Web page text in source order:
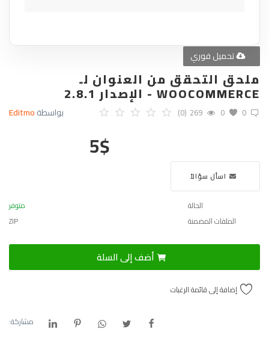
تحميل فوري
ملحق التحقق من العنوان لـ
WOOCOMMERCE - الإصدار 2.8.1
بواسطةEditmo 0
(0) 0
269
5$
اسأل سؤالاً
الحالة
متوفر
الملفات المضمنة
ZIP
أضف إلى السلة
إضافة إلى قائمة الرغبات
مشاركة: